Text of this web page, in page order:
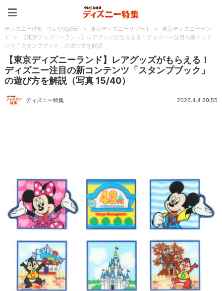
ディズニー特集 -ウレぴあ総研 > 東京ディズニーリゾート >
東京ディズニーラン
ド
>
【東京ディズニーランド】レアグッズがもらえる！ディズニー注目の新コンテ
ンツ「スタンプブック」の遊び方を解説
【東京ディズニーランド】レアグッズがもらえる！
ディズニー注目の新コンテンツ「スタンプブック」
の遊び方を解説（写真 15/40）
ディズニー特集 2026.4.4 20:55